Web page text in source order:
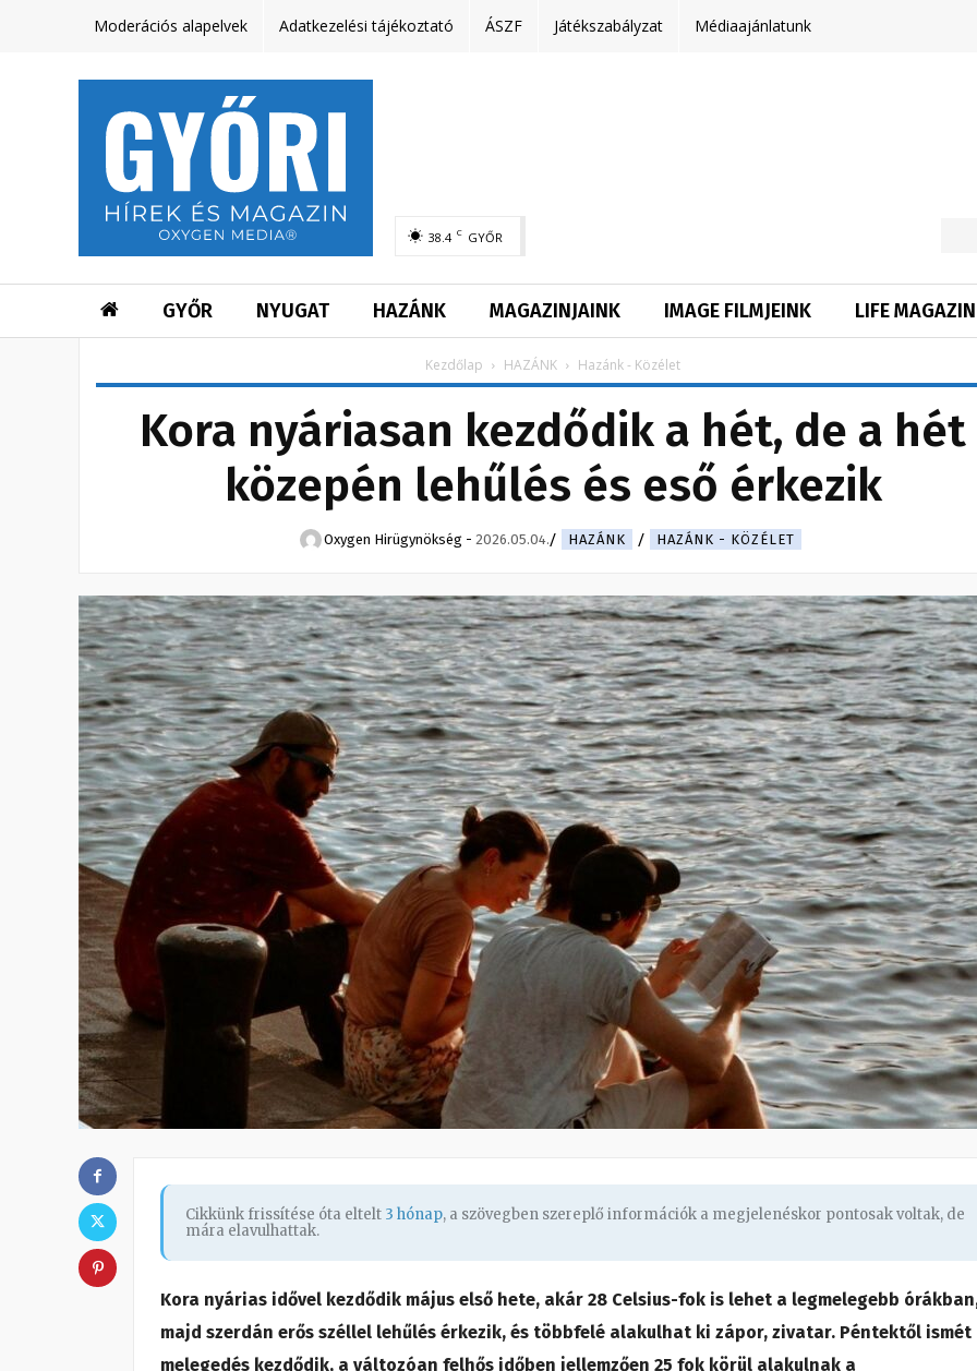
Moderációs alapelvek Adatkezelési tájékoztató ÁSZF Játékszabályzat Médiaajánlatunk
38.4 C GYŐR
GYŐR NYUGAT HAZÁNK MAGAZINJAINK IMAGE FILMJEINK LIFE MAGAZIN
Kezdőlap HAZÁNK Hazánk - Közélet
Kora nyáriasan kezdődik a hét, de a hét
közepén lehűlés és eső érkezik
Oxygen Hirügynökség - 2026.05.04. HAZÁNK HAZÁNK - KÖZÉLET
Cikkünk frissítése óta eltelt 3 hónap, a szövegben szereplő információk a megjelenéskor pontosak voltak, de
mára elavulhattak.
Kora nyárias idővel kezdődik május első hete, akár 28 Celsius-fok is lehet a legmelegebb
majd szerdán erős széllel lehűlés érkezik, és többfelé alakulhat ki zápor, zivatar. Péntektől ismét
melegedés kezdődik, a változóan felhős időben jellemzően 25 fok körül alakulnak a